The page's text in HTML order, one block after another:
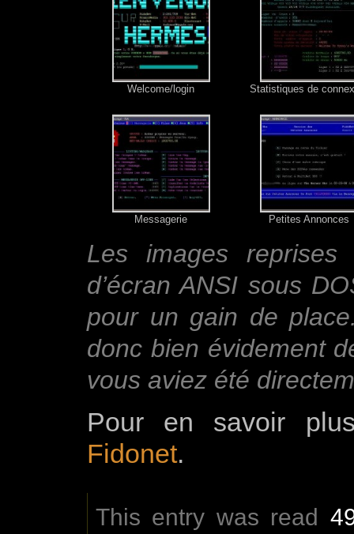
Welcome/login Statistiques de
Messagerie Petites Annonces
Les images
d’écran ANSI sous
pour un gain de
donc bien évidement
vous aviez été
Pour en savoir
Fidonet.
This entry was read